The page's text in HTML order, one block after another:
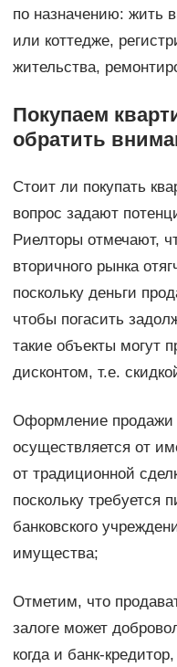
по назначению: жить
или коттедже,
жительства,
Покупаем
обратить
Стоит ли покупать
вопрос задают
Риелторы отмечают,
вторичного рынка
поскольку деньги
чтобы погасить
такие объекты могут
дисконтом, т.е.
Оформление продажи
осуществляется от
от традиционной
поскольку требуется
банковского
имущества;
Отметим, что
залоге может
когда и банк-